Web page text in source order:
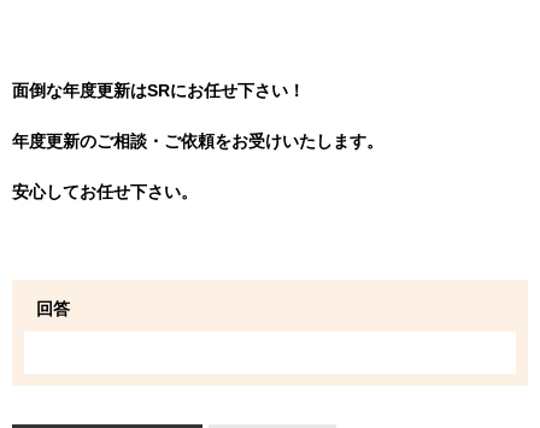
面倒な年度更新はSRにお任せ下さい！
年度更新のご相談・ご依頼をお受けいたします。
安心してお任せ下さい。
回答